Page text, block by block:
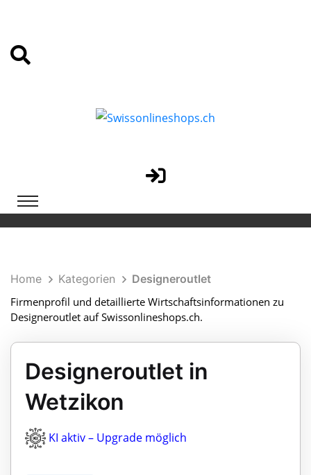
Home Kategorien
Designeroutlet
Firmenprofil und detaillierte Wirtschaftsinformationen zu
Designeroutlet auf Swissonlineshops.ch.
Designeroutlet in
Wetzikon
KI aktiv – Upgrade möglich